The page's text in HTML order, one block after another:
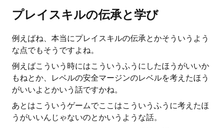
プレイスキルの伝承と学び
例えばね、本当にプレイスキルの伝承とかそういうよう
な点でもそうですよね。
例えばこういう時にはこういうふうにしたほうがいいか
もねとか、レベルの安全マージンのレベルを考えたほう
がいいよとかいう話ですかね。
あとはこういうゲームでここはこういうふうに考えたほ
うがいいんじゃないのとかいうような話。